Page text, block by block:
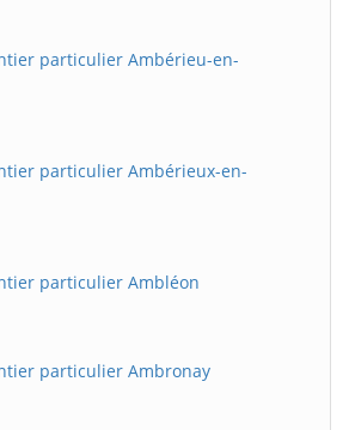
particulier Ambérieu-en-
particulier Ambérieux-en-
particulier Ambléon
particulier Ambronay